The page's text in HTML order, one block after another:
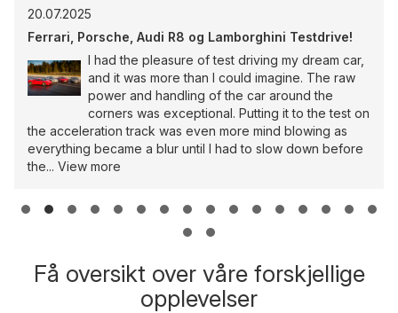
20.07.2025
Ferrari, Porsche, Audi R8 og Lamborghini Testdrive!
I had the pleasure of test driving my dream car,
and it was more than I could imagine. The raw
power and handling of the car around the
corners was exceptional. Putting it to the test on
the acceleration track was even more mind blowing as
everything became a blur until I had to slow down before
the... View more
Få oversikt over våre forskjellige
opplevelser